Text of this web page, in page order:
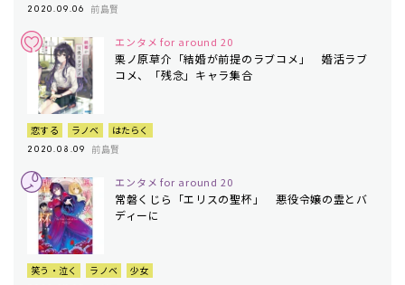
2020.09.06 前島賢
エンタメ for around 20
栗ノ原草介「結婚が前提のラブコメ」 婚活ラブ
コメ、「残念」キャラ集合
恋する ラノベ はたらく
2020.08.09 前島賢
エンタメ for around 20
常磐くじら「エリスの聖杯」 悪役令嬢の霊とバ
ディーに
笑う・泣く ラノベ 少女